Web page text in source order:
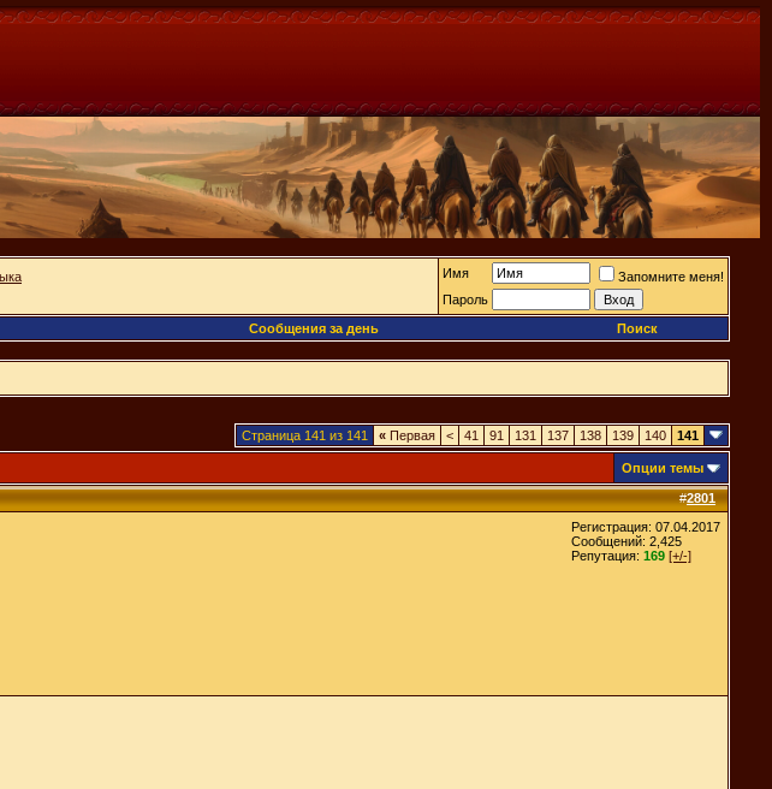
Имя
Запомните меня!
Пароль
Сообщения за день Поиск
Страница 141 из 141 « Первая < 41 91 131 137 138 139 140 141
Опции темы
#2801
Регистрация: 07.04.2017
Сообщений: 2,425
Репутация: 169 [+/-]